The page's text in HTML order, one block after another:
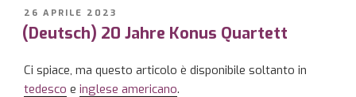
PUBBLICATO
IL
26 APRILE 2023
(Deutsch) 20 Jahre Konus Quartett
Ci spiace, ma questo articolo è disponibile soltanto in
tedesco e inglese americano.